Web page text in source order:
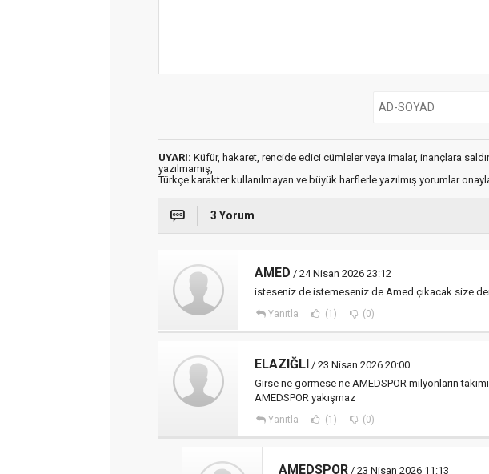
UYARI: Küfür, hakaret, rencide edici cümleler veya imalar, inançlara
yazılmamış,
Türkçe karakter kullanılmayan ve büyük harflerle yazılmış yorumlar
3 Yorum
AMED / 24 Nisan 2026 23:12
isteseniz de istemeseniz de Amed çıkacak size
Yanıtla (1) (0)
ELAZIĞLI / 23 Nisan 2026 20:00
Girse ne görmese ne AMEDSPOR milyonların
AMEDSPOR yakışmaz
Yanıtla (1) (0)
AMEDSPOR / 23 Nisan 2026 11:13